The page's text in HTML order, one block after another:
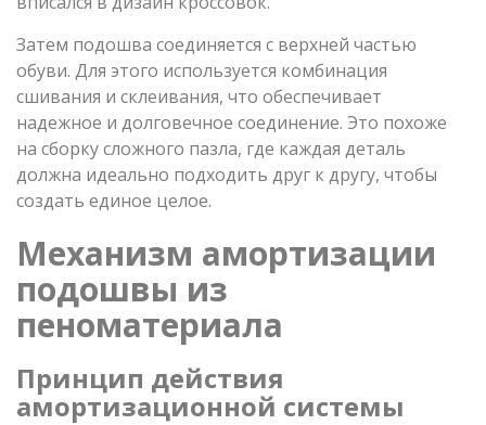
Затем подошва соединяется с верхней частью
обуви. Для этого используется комбинация
сшивания и склеивания, что обеспечивает
надежное и долговечное соединение. Это похоже
на сборку сложного пазла, где каждая деталь
должна идеально подходить друг к другу, чтобы
создать единое целое.
Механизм амортизации
подошвы из
пеноматериала
Принцип действия
амортизационной системы